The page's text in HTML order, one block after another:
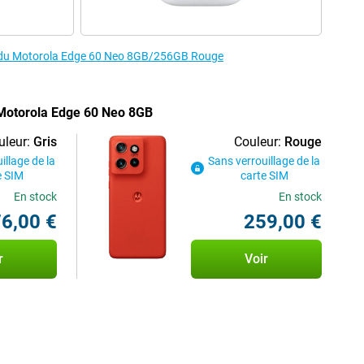
Motorola Edge 60 Neo 8GB/256GB Rouge
Edge 60 Neo 8GB
Gris
de la
SIM
En stock
€
Couleur: Rouge
Sans verrouillage de la
carte SIM
En stock
259,00 €
Voir